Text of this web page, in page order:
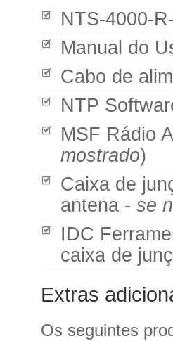
NTS-4000-
Manual do
Cabo de
NTP
MSF Rádio
mostrado)
Caixa de
antena - se
IDC
caixa de
Extras
Os seguintes